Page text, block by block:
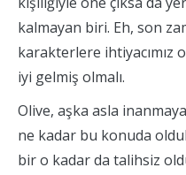
kalmayan biri. Eh, son
karakterlere ihtiyacımız
iyi gelmiş olmalı.
Olive, aşka asla
ne kadar bu konuda
bir o kadar da talihsiz